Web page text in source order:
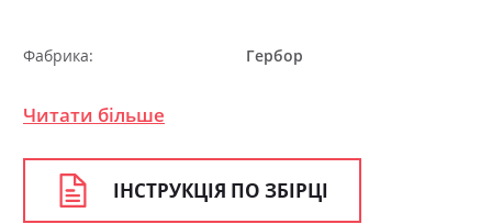
Фабрика:
Гербор
Колір (Корпус):
Колір матеріалу
німфеа альба/дуб артизан
Стиль
мінімалізм, модерн
Читати більше
ІНСТРУКЦІЯ ПО ЗБІРЦІ